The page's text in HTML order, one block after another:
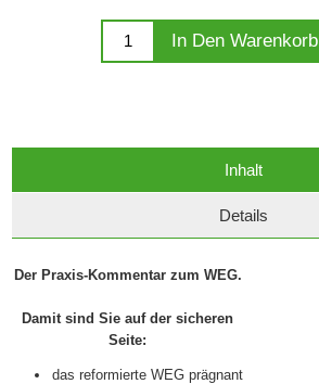
In Den Warenkorb
Inhalt
Details
Der Praxis-Kommentar zum WEG.
Damit sind Sie auf der sicheren
Seite:
das reformierte WEG prägnant